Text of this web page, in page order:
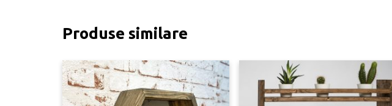
Produse similare